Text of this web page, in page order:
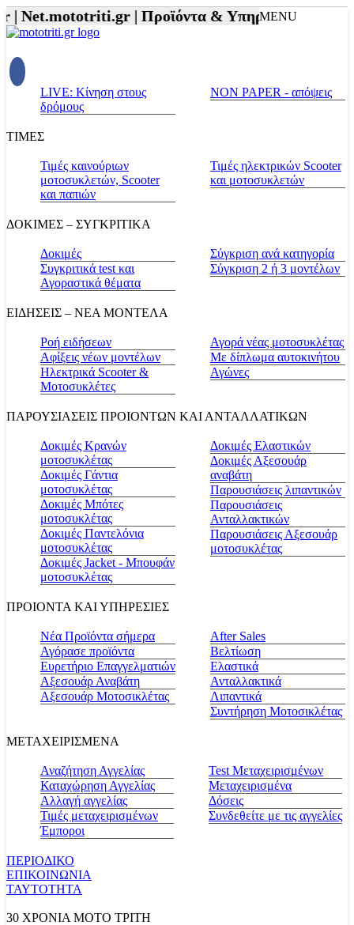
Net.mototriti.gr |Προϊόντα & Υπηρεσίες |
MENU
LIVE: Κίνηση στους
δρόμους
NON PAPER - απόψεις
ΤΙΜΕΣ
Τιμές καινούριων
μοτοσυκλετών, Scooter
και παπιών
Τιμές ηλεκτρικών Scooter
και μοτοσυκλετών
ΔΟΚΙΜΕΣ – ΣΥΓΚΡΙΤΙΚΑ
Δοκιμές
Συγκριτικά test και
Αγοραστικά θέματα
Σύγκριση ανά κατηγορία
Σύγκριση 2 ή 3 μοντέλων
ΕΙΔΗΣΕΙΣ – ΝΕΑ ΜΟΝΤΕΛΑ
Ροή ειδήσεων
Αφίξεις νέων μοντέλων
Ηλεκτρικά Scooter &
Μοτοσυκλέτες
Αγορά νέας μοτοσυκλέτας
Με δίπλωμα αυτοκινήτου
Αγώνες
ΠΑΡΟΥΣΙΑΣΕΙΣ ΠΡΟΙΟΝΤΩΝ ΚΑΙ ΑΝΤΑΛΛΑΤΙΚΩΝ
Δοκιμές Κρανών
μοτοσυκλέτας
Δοκιμές Γάντια
μοτοσυκλέτας
Δοκιμές Μπότες
μοτοσυκλέτας
Δοκιμές Παντελόνια
μοτοσυκλέτας
Δοκιμές Jacket - Μπουφάν
μοτοσυκλέτας
Δοκιμές Ελαστικών
Δοκιμές Αξεσουάρ
αναβάτη
Παρουσιάσεις λιπαντικών
Παρουσιάσεις
Ανταλλακτικών
Παρουσιάσεις Αξεσουάρ
μοτοσυκλέτας
ΠΡΟΙΟΝΤΑ ΚΑΙ ΥΠΗΡΕΣΙΕΣ
Νέα Προϊόντα σήμερα
Αγόρασε προϊόντα
Ευρετήριο Επαγγελματιών
Αξεσουάρ Αναβάτη
Αξεσουάρ Μοτοσικλέτας
Αfter Sales
Βελτίωση
Ελαστικά
Ανταλλακτικά
Λιπαντικά
Συντήρηση Μοτοσικλέτας
ΜΕΤΑΧΕΙΡΙΣΜΕΝΑ
Αναζήτηση Αγγελίας
Καταχώρηση Αγγελίας
Αλλαγή αγγελίας
Τιμές μεταχειρισμένων
Έμποροι
Test Μεταχειρισμένων
Μεταχειρισμένα
Δόσεις
Συνδεθείτε με τις αγγελίες
ΠΕΡΙΟΔΙΚΟ
ΕΠΙΚΟΙΝΩΝΙΑ
ΤΑΥΤΟΤΗΤΑ
30 ΧΡΟΝΙΑ MOTO ΤΡΙΤΗ